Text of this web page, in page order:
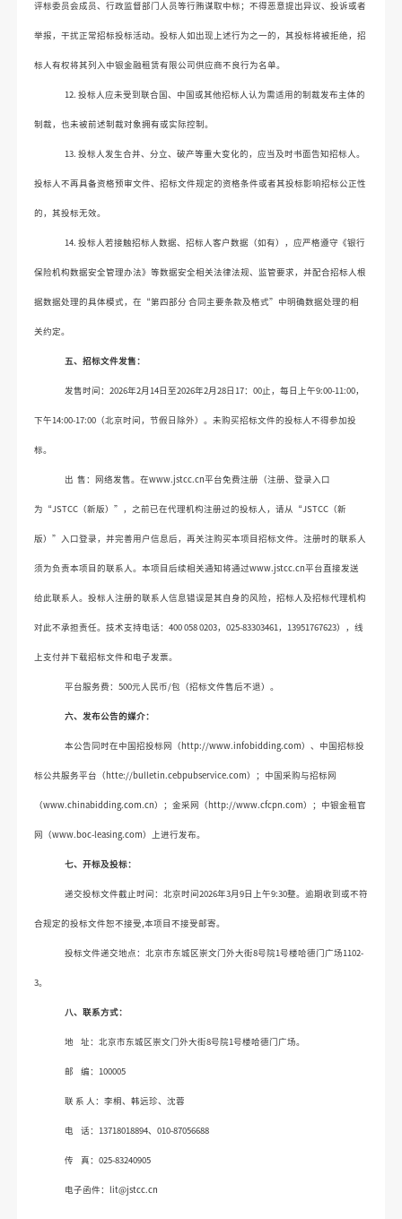
评标委员会成员、行政监督部门人员等行贿谋取中标；不得恶意提出异议、投诉或者
举报，干扰正常招标投标活动。投标人如出现上述行为之一的，其投标将被拒绝，招
标人有权将其列入中银金融租赁有限公司供应商不良行为名单。
12. 投标人 应未受到联合国 、中国或其他招标人认为需适用的制裁发布主体的
制裁，也未被前述制裁对象拥有或实际控制。
13. 投标人发生合并、分立、破产等重大变化的，应当及时书面告知招标人。
投标人不再具备资格预审文件、招标文件规定的资格条件或者其投标影响招标公正性
的，其投标无效。
14. 投标人若接触招标人数据、招标人客户数据（如有），应严格遵守《银行
保险机构数据安全管理办法》等数据安全相关法律法规、监管要求，并配合招标人根
据数据处理的具体模式，在 “第四部分 合同主要条款及格式”中明确数据处理的相
关约定。
五、 招标文件发售：
发售时间： 2026年2月14日至2026年2月28日17：00止，每日上午9:00-11:00，
下午14:00-17:00（北京时间，节假日除外）。未购买招标文件的投标人不得参加投
标。
出 售：网络发售。在www.jstcc.cn平台免费注册（注册、登录入口
为“JSTCC（新版）”，之前已在代理机构注册过的投标人，请从“JSTCC（新
版）”入口登录，并完善用户信息后，再关注购买本项目招标文件。注册时的联系人
须为负责本项目的联系人。本项目后续相关通知将通过www.jstcc.cn平台直接发送
给此联系人。投标人注册的联系人信息错误是其自身的风险，招标人及招标代理机构
对此不承担责任。技术支持电话：400 058 0203，025-83303461，13951767623），线
上支付并下载招标文件和电子发票。
平台服务费： 500元人民币/包（招标文件售后不退）。
六、 发布公告的媒介：
本公告同时在中国招投标网（ http://www.infobidding.com）、中国招标投
标公共服务平台（htte://bulletin.cebpubservice.com）；中国采购与招标网
（www.chinabidding.com.cn）；金采网（http://www.cfcpn.com）；中银金租官
网（www.boc-leasing.com）上进行发布。
七、开标及投标：
递交投标文件截止时间：北京时间2026年3月 9日上午9:30整。逾期收到或不符
合规定的投标文件恕不接受 ,本项目不接受邮寄。
投标文件递交地点： 北京市东城区崇文门外大街8号院 1号楼哈德门广场 1102-
3
八、 联系方式：
地 址：北京市东城区崇文门外大街8号院 1号楼哈德门广场。
邮 编： 100005
联 系 人：李桐、韩远珍、沈蓉
电 话： 13718018894、 010-87056688
传 真： 025-83240905
电子函件： lit@jstcc.cn